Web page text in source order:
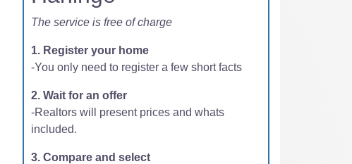
The service is free of charge
1. Register your home
-You only need to register a few short facts
2. Wait for an offer
-Realtors will present prices and whats
included.
3. Compare and select